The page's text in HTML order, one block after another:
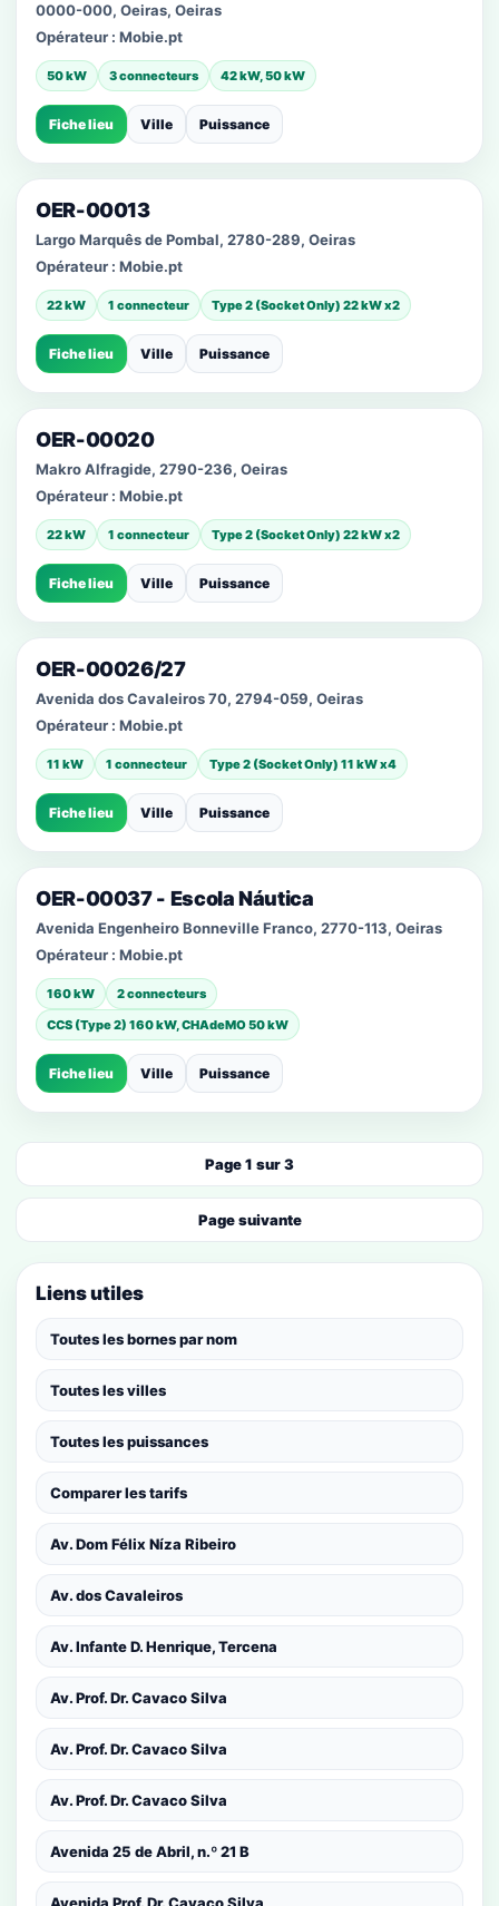
0000-000, Oeiras, Oeiras
Opérateur : Mobie.pt
50 kW 3 connecteurs 42 kW, 50 kW
Fiche lieu Ville Puissance
OER-00013
Largo Marquês de Pombal, 2780-289, Oeiras
Opérateur : Mobie.pt
22 kW 1 connecteur Type 2 (Socket Only) 22 kW x2
Fiche lieu Ville Puissance
OER-00020
Makro Alfragide, 2790-236, Oeiras
Opérateur : Mobie.pt
22 kW 1 connecteur Type 2 (Socket Only) 22 kW x2
Fiche lieu Ville Puissance
OER-00026/27
Avenida dos Cavaleiros 70, 2794-059, Oeiras
Opérateur : Mobie.pt
11 kW 1 connecteur Type 2 (Socket Only) 11 kW x4
Fiche lieu Ville Puissance
OER-00037 - Escola Náutica
Avenida Engenheiro Bonneville Franco, 2770-113, Oeiras
Opérateur : Mobie.pt
160 kW
2 connecteurs
CCS (Type 2) 160 kW, CHAdeMO 50 kW
Fiche lieu Ville Puissance
Page 1 sur 3
Page suivante
Liens utiles
Toutes les bornes par nom
Toutes les villes
Toutes les puissances
Comparer les tarifs
Av. Dom Félix Níza Ribeiro
Av. dos Cavaleiros
Av. Infante D. Henrique, Tercena
Av. Prof. Dr. Cavaco Silva
Av. Prof. Dr. Cavaco Silva
Av. Prof. Dr. Cavaco Silva
Avenida 25 de Abril, n.º 21 B